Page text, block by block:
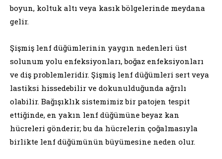
boyun, koltuk altı veya kasık bölgelerinde meydana
gelir.
Şişmiş lenf düğümlerinin yaygın nedenleri üst
solunum yolu enfeksiyonları, boğaz enfeksiyonları
ve diş problemleridir. Şişmiş lenf düğümleri sert veya
lastiksi hissedebilir ve dokunulduğunda ağrılı
olabilir. Bağışıklık sistemimiz bir patojen tespit
ettiğinde, en yakın lenf düğümüne beyaz kan
hücreleri gönderir; bu da hücrelerin çoğalmasıyla
birlikte lenf düğümünün büyümesine neden olur.